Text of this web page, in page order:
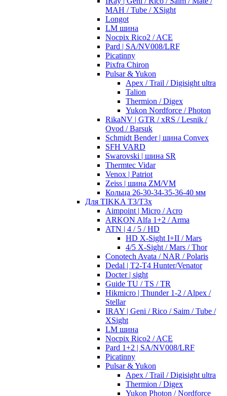
MAH / Tube / XSight
Longot
LM шина
Nocpix Rico2 / ACE
Pard | SA/NV008/LRF
Picatinny
Pixfra Chiron
Pulsar & Yukon
Apex / Trail / Digisight ultra
Talion
Thermion / Digex
Yukon Nordforce / Photon
RikaNV | GTR / xRS / Lesnik /
Ovod / Barsuk
Schmidt Bender | шина Convex
SFH VARD
Swarovski | шина SR
Thermtec Vidar
Venox | Patriot
Zeiss | шина ZM/VM
Кольца 26-30-34-35-36-40 мм
Для TIKKA T3/T3x
Aimpoint | Micro / Acro
ARKON Alfa 1+2 / Arma
ATN | 4 / 5 / HD
HD X-Sight I+II / Mars
4/5 X-Sight / Mars / Thor
Conotech Avata / NAR / Polaris
Dedal | T2-T4 Hunter/Venator
Docter | sight
Guide TU / TS / TR
Hikmicro | Thunder 1-2 / Alpex /
Stellar
IRAY | Geni / Rico / Saim / Tube /
XSight
LM шина
Nocpix Rico2 / ACE
Pard 1+2 | SA/NV008/LRF
Picatinny
Pulsar & Yukon
Apex / Trail / Digisight ultra
Thermion / Digex
Yukon Photon / Nordforce